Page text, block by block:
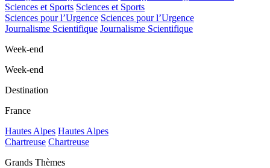
Sciences et Sports Sciences et Sports
Sciences pour l’Urgence Sciences pour l’Urgence
Journalisme Scientifique Journalisme Scientifique
Week-end
Week-end
Destination
France
Hautes Alpes Hautes Alpes
Chartreuse Chartreuse
Grands Thèmes